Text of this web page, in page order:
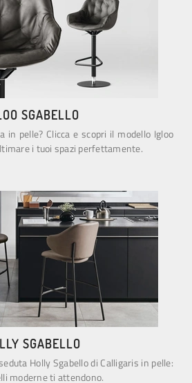
SGABELLO
in pelle? Clicca e scopri il modello Igloo
i tuoi spazi perfettamente.
SGABELLO
Holly Sgabello di Calligaris in pelle:
moderne ti attendono.